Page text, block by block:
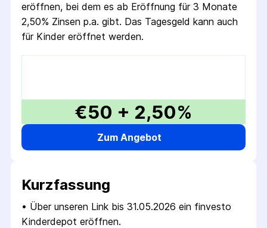
eröffnen, bei dem es ab Eröffnung für 3 Monate
2,50% Zinsen p.a. gibt. Das Tagesgeld kann auch
für Kinder eröffnet werden.
€50 + 2,50%
Zum Angebot
Kurzfassung
• Über unseren Link bis 31.05.2026 ein finvesto
Kinderdepot eröffnen.